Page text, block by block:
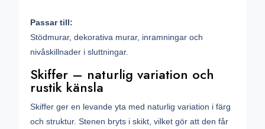
Passar till:
Stödmurar, dekorativa murar, inramningar och
nivåskillnader i sluttningar.
Skiffer – naturlig variation och
rustik känsla
Skiffer ger en levande yta med naturlig variation i färg
och struktur. Stenen bryts i skikt, vilket gör att den får